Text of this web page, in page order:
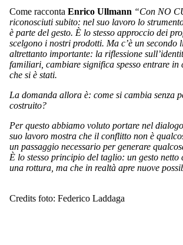
Come racconta Enrico Ullmann “Con NO
riconosciuti subito: nel suo lavoro lo
è parte del gesto. È lo stesso approccio dei
scelgono i nostri prodotti. Ma c’è un secondo
altrettanto importante: la riflessione
familiari, cambiare significa spesso entrare in
che si è stati.
La domanda allora è: come si cambia senza
costruito?
Per questo abbiamo voluto portare nel
suo lavoro mostra che il conflitto non è
un passaggio necessario per generare
È lo stesso principio del taglio: un gesto netto
una rottura, ma che in realtà apre nuove
Credits foto: Federico Laddaga